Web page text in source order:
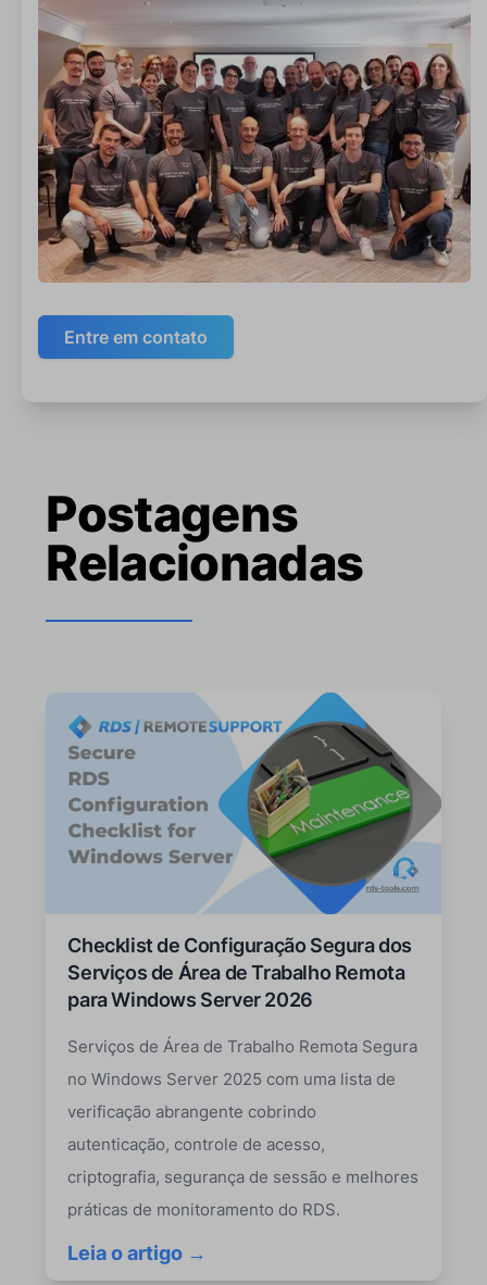
Entre em contato
Postagens
Relacionadas
Checklist de Configuração Segura dos
Serviços de Área de Trabalho Remota
para Windows Server 2026
Serviços de Área de Trabalho Remota Segura
no Windows Server 2025 com uma lista de
verificação abrangente cobrindo
autenticação, controle de acesso,
criptografia, segurança de sessão e melhores
práticas de monitoramento do RDS.
Leia o artigo →